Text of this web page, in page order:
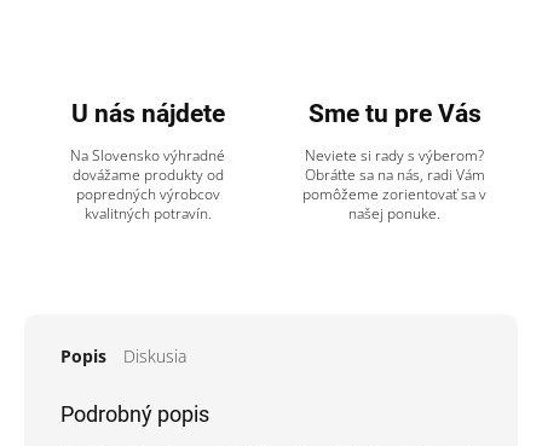
U nás nájdete
Na Slovensko výhradné
dovážame produkty od
popredných výrobcov
kvalitných potravín.
Sme tu pre Vás
Neviete si rady s výberom?
Obráťte sa na nás, radi Vám
pomôžeme zorientovať sa v
našej ponuke.
Popis Diskusia
Podrobný popis